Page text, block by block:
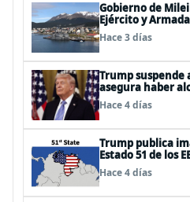
Gobierno de
Ejército y
Hace 3 días
Trump suspende
asegura haber
acuerdo»
Hace 4 días
Trump publica
Estado 51 de los
Hace 4 días